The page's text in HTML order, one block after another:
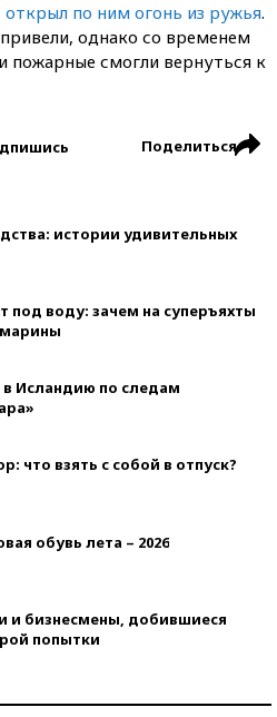
открыл по ним огонь из ружья.
однако со временем
пожарные смогли вернуться к
Поделиться
истории удивительных
под воду: зачем на суперъяхты
Исландию по следам
что взять с собой в отпуск?
обувь лета – 2026
и бизнесмены, добившиеся
попытки